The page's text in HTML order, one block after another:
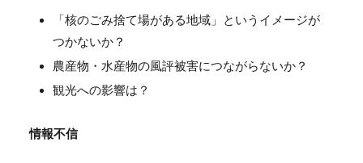
「核のごみ捨て場がある地域」というイメージが
つかないか？
農産物・水産物の風評被害につながらないか？
観光への影響は？
情報不信